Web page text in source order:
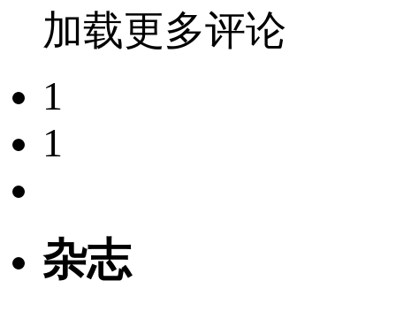
加载更多评论
1
1
杂志